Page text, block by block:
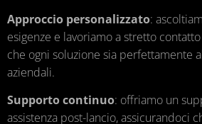
Approccio personalizzato:
esigenze e lavoriamo a stretto
che ogni soluzione sia perfettamente
aziendali.
Supporto continuo: offriamo un
assistenza post-lancio, assicurandoci